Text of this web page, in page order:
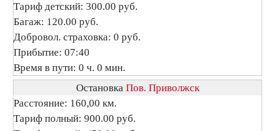
Тариф детский: 300.00 руб.
Багаж: 120.00 руб.
Добровол. страховка: 0 руб.
Прибытие: 07:40
Время в пути: 0 ч. 0 мин.
Остановка Пов. Приволжск
Расстояние: 160,00 км.
Тариф полный: 900.00 руб.